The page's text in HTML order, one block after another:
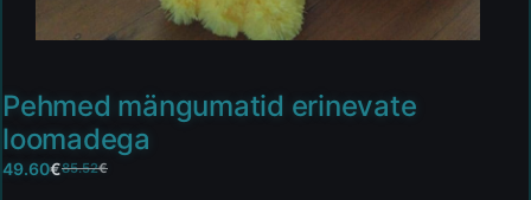
Pehmed mängumatid erinevate
loomadega
85.52€
49.60€